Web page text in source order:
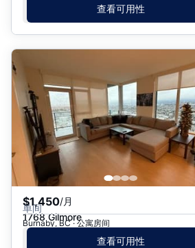
查看可用性
$1,450/月
单间
1768 Gilmore
Burnaby, BC · 公寓房间
查看可用性